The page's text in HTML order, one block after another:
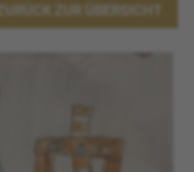
ZURÜCK ZUR ÜBERSICHT